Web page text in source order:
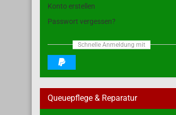
Konto erstellen
Passwort vergessen?
Schnelle Anmeldung mit
Queuepflege & Reparatur